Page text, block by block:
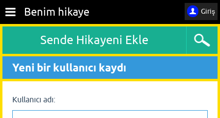
Giriş
Benim hikaye
Sende Hikayeni Ekle
Yeni bir kullanıcı kaydı
Kullanıcı adı: